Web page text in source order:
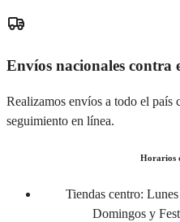
Envíos nacionales contra
Realizamos envíos a todo el país
seguimiento en línea.
Horarios
Tiendas centro:
Domingos y